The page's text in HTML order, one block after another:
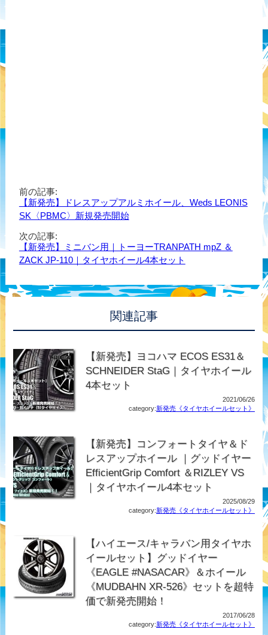
前の記事:
【新発売】ドレスアップアルミホイール、Weds LEONIS
SK〈PBMC〉新規発売開始
次の記事:
【新発売】ミニバン用｜トーヨーTRANPATH mpZ ＆
ZACK JP-110｜タイヤホイール4本セット
関連記事
【新発売】ヨコハマ ECOS ES31＆
SCHNEIDER StaG｜タイヤホイール
4本セット
2021/06/26
category:新発売《タイヤホイールセット》
【新発売】コンフォートタイヤ＆ド
レスアップホイール ｜グッドイヤー
EfficientGrip Comfort ＆RIZLEY VS
｜タイヤホイール4本セット
2025/08/29
category:新発売《タイヤホイールセット》
【ハイエース/キャラバン用タイヤホ
イールセット】グッドイヤー
《EAGLE #NASACAR》＆ホイール
《MUDBAHN XR-526》セットを超特
価で新発売開始！
2017/06/28
category:新発売《タイヤホイールセット》